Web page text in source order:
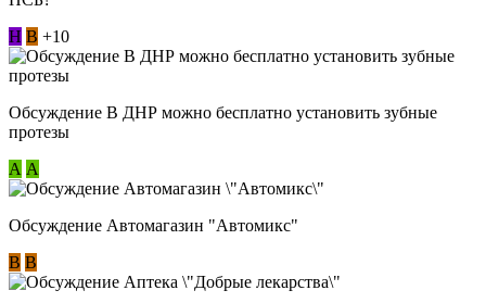
Н В +10
Обсуждение В ДНР можно бесплатно установить зубные
протезы
А А
Обсуждение Автомагазин "Автомикс"
В В